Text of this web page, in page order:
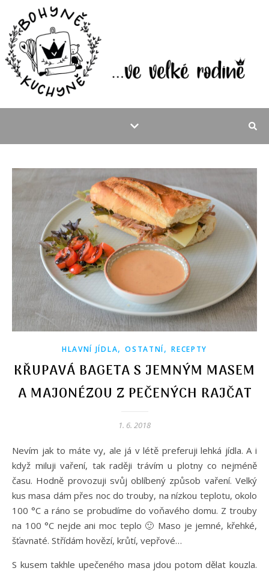
HLAVNÍ JÍDLA,OSTATNÍ,RECEPTY
KŘUPAVÁ BAGETA S JEMNÝM MASEM
A MAJONÉZOU Z PEČENÝCH RAJČAT
1. 6. 2018
Nevím jak to máte vy, ale já v létě preferuji lehká jídla. A i
když miluji vaření, tak raději trávím u plotny co nejméně
času. Hodně provozuji svůj oblíbený způsob vaření. Velký
kus masa dám přes noc do trouby, na nízkou teplotu, okolo
100 °C a ráno se probudíme do voňavého domu. Z trouby
na 100 °C nejde ani moc teplo 🙂 Maso je jemné, křehké,
šťavnaté. Střídám hovězí, krůtí, vepřové…
S kusem takhle upečeného masa jdou potom dělat kouzla.